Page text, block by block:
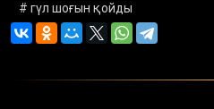
# гүл шоғын қойды